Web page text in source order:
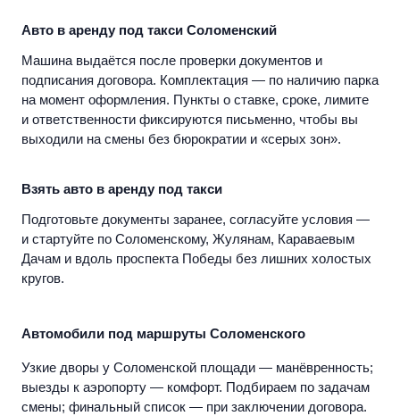
Авто в аренду под такси Соломенский
Машина выдаётся после проверки документов и
подписания договора. Комплектация — по наличию парка
на момент оформления. Пункты о ставке, сроке, лимите
и ответственности фиксируются письменно, чтобы вы
выходили на смены без бюрократии и «серых зон».
Взять авто в аренду под такси
Подготовьте документы заранее, согласуйте условия —
и стартуйте по Соломенскому, Жулянам, Караваевым
Дачам и вдоль проспекта Победы без лишних холостых
кругов.
Автомобили под маршруты Соломенского
Узкие дворы у Соломенской площади — манёвренность;
выезды к аэропорту — комфорт. Подбираем по задачам
смены; финальный список — при заключении договора.